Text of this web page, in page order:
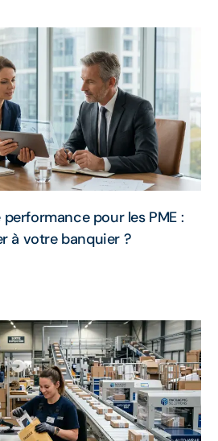
performance pour les PME :
à votre banquier ?